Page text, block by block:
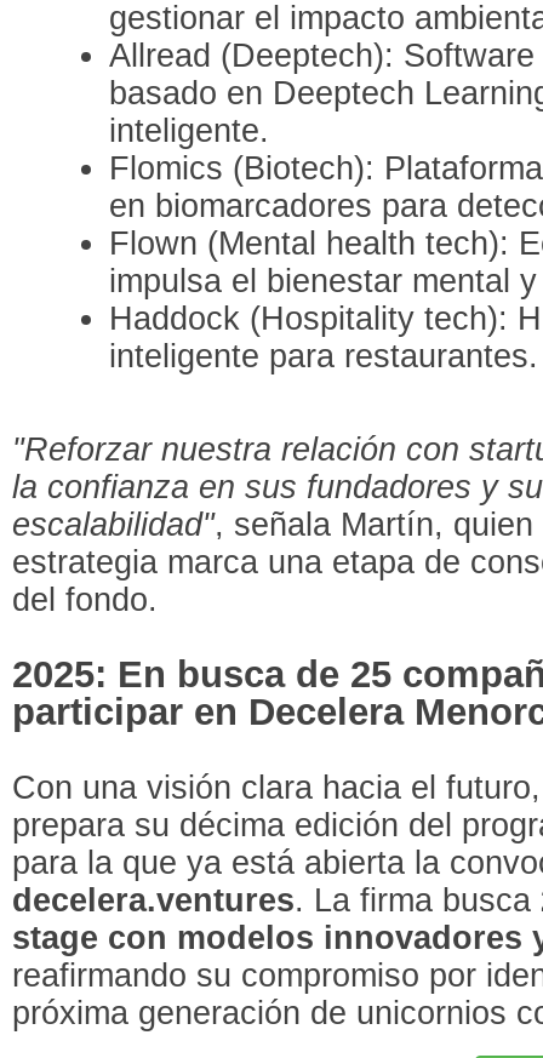
gestionar el impacto
Allread (Deeptech):
basado en Deeptech
inteligente.
Flomics (Biotech):
en biomarcadores para
Flown (Mental health tech):
impulsa el bienestar mental
Haddock (Hospitality tech):
inteligente para restaurantes.
"Reforzar nuestra relación con
la confianza en sus fundadores y
escalabilidad", señala Martín,
estrategia marca una etapa de
del fondo.
2025: En busca de 25
participar en Decelera
Con una visión clara hacia el
prepara su décima edición del
para la que ya está abierta la
decelera.ventures. La firma busca
stage con modelos innovadores
reafirmando su compromiso por
próxima generación de unicornios